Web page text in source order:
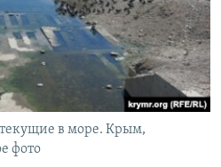
в море. Крым,
фото